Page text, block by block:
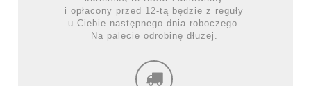
i opłacony przed 12-tą będzie z reguły
u Ciebie następnego dnia roboczego.
Na palecie odrobinę dłużej.